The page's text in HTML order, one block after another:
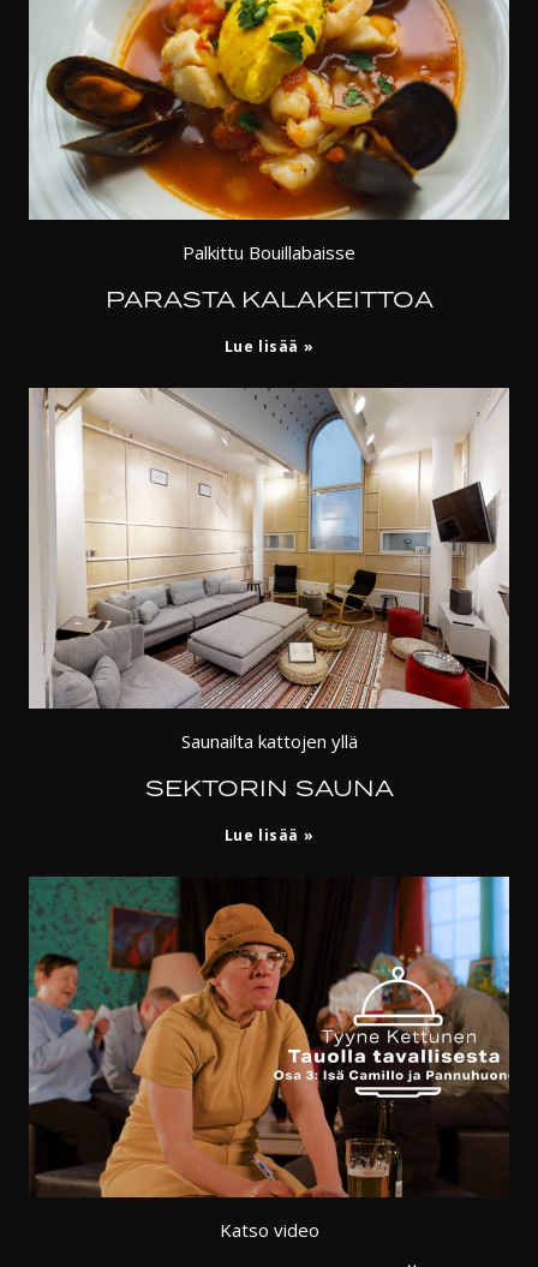
Palkittu Bouillabaisse
PARASTA KALAKEITTOA
Lue lisää Parasta
Saunailta kattojen yllä
SEKTORIN SAUNA
Lue lisää Sektorin
Katso video